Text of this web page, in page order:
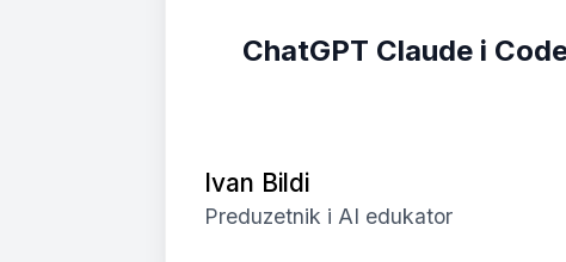
ChatGPT Claude i
Ivan Bildi
Preduzetnik i AI edukator